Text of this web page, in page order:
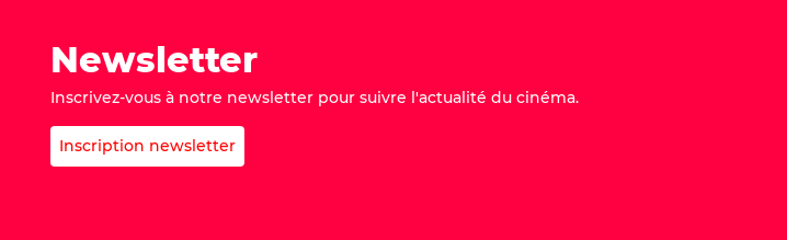
Newsletter
Inscrivez-vous à notre newsletter pour suivre l'actualité du cinéma.
Inscription newsletter